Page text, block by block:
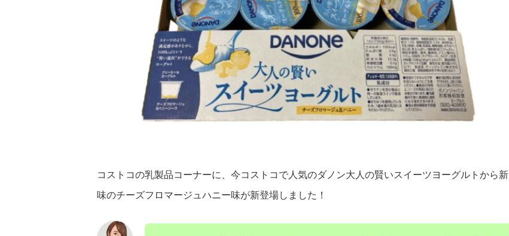
コストコの乳製品コーナーに、今コストコで人気のダノン大人の賢いスイーツヨーグルトから新
味のチーズフロマージュハニー味が新登場しました！